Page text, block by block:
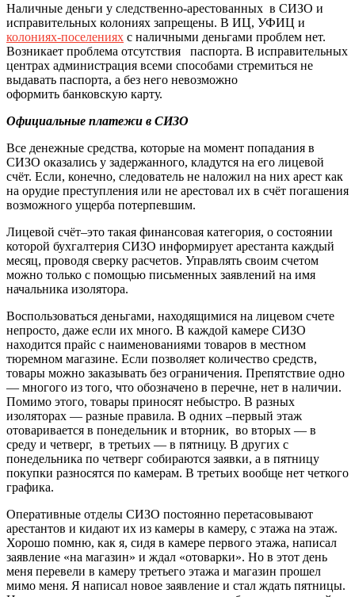
Наличные деньги у следственно-арестованных в СИЗО и
исправительных колониях запрещены. В ИЦ, УФИЦ и
колониях-поселениях с наличными деньгами проблем нет.
Возникает проблема отсутствия паспорта. В исправительных
центрах администрация всеми способами стремиться не
выдавать паспорта, а без него невозможно
оформить банковскую карту.
Официальные платежи в СИЗО
Все денежные средства, которые на момент попадания в
СИЗО оказались у задержанного, кладутся на его лицевой
счёт. Если, конечно, следователь не наложил на них арест как
на орудие преступления или не арестовал их в счёт погашения
возможного ущерба потерпевшим.
Лицевой счёт–это такая финансовая категория, о состоянии
которой бухгалтерия СИЗО информирует арестанта каждый
месяц, проводя сверку расчетов. Управлять своим счетом
можно только с помощью письменных заявлений на имя
начальника изолятора.
Воспользоваться деньгами, находящимися на лицевом счете
непросто, даже если их много. В каждой камере СИЗО
находится прайс с наименованиями товаров в местном
тюремном магазине. Если позволяет количество средств,
товары можно заказывать без ограничения. Препятствие одно
— многого из того, что обозначено в перечне, нет в наличии.
Помимо этого, товары приносят небыстро. В разных
изоляторах — разные правила. В одних –первый этаж
отоваривается в понедельник и вторник, во вторых — в
среду и четверг, в третьих — в пятницу. В других с
понедельника по четверг собираются заявки, а в пятницу
покупки разносятся по камерам. В третьих вообще нет четкого
графика.
Оперативные отделы СИЗО постоянно перетасовывают
арестантов и кидают их из камеры в камеру, с этажа на этаж.
Хорошо помню, как я, сидя в камере первого этажа, написал
заявление «на магазин» и ждал «отоварки». Но в этот день
меня перевели в камеру третьего этажа и магазин прошел
мимо меня. Я написал новое заявление и стал ждать пятницы.